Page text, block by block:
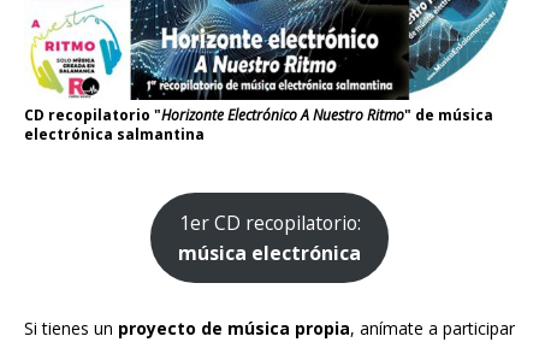
CD recopilatorio "Horizonte Electrónico A Nuestro Ritmo" de música
electrónica salmantina
1er CD recopilatorio:
música electrónica
Si tienes un proyecto de música propia, anímate a participar